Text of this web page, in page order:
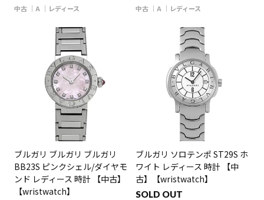
中古 A レディース 中古 A レディース
ブルガリ ブルガリ ブルガリ
BB23S ピンクシェル/ダイヤモ
ンド レディース 時計 【中古】
【wristwatch】
ブルガリ ソロテンポ ST29S ホ
ワイト レディース 時計 【中
古】【wristwatch】
SOLD OUT